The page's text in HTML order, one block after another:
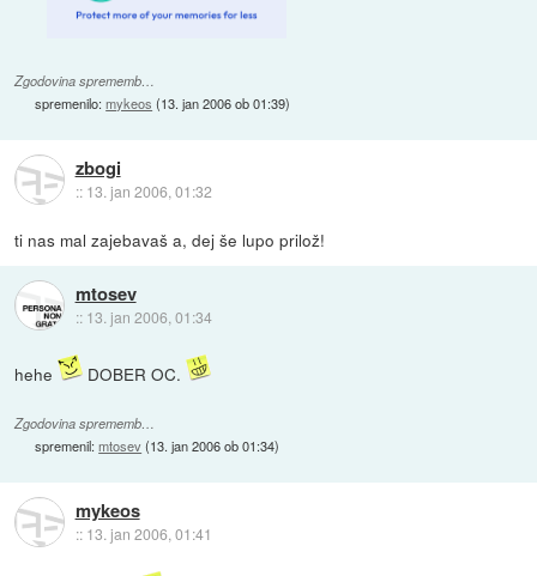
Zgodovina sprememb…
spremenilo:mykeos (13. jan 2006 ob 01:39)
zbogi
:: 13. jan 2006, 01:32
ti nas mal zajebavaš a, dej še lupo prilož!
mtosev
:: 13. jan 2006, 01:34
hehe DOBER OC.
Zgodovina sprememb…
spremenil:mtosev(13. jan 2006 ob 01:34)
mykeos
:: 13. jan 2006, 01:41